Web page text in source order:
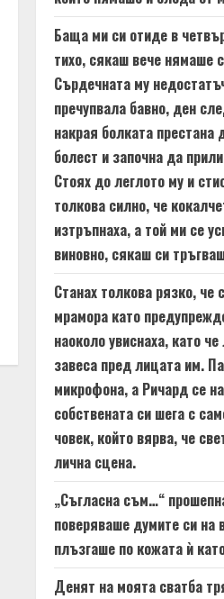
Баща ми си отиде в
тихо, сякаш вече нямаше
Сърдечната му
пречупвала бавно, ден
накрая болката престана
болест и започна да
Стоях до леглото му и
толкова силно, че
изтръпнаха, а той ми се
виновно, сякаш си
Станах толкова рязко, че
мрамора като
наоколо увиснаха, като
завеса пред лицата им.
микрофона, а Ричард се
собствената си шега с
човек, който вярва, че
лична сцена.
„Съгласна съм…“
поверяваше думите си на
плъзгаше по кожата ѝ
Денят на моята сватба